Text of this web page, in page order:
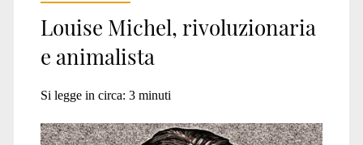
<span>marco
revelli</span>
Louise Michel, rivoluzionaria
e animalista
Si legge in circa: 3 minuti